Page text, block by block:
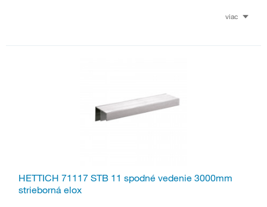
viac
HETTICH 71117 STB 11 spodné vedenie 3000mm
strieborná elox